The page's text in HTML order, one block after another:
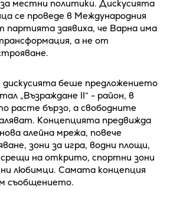
местни политики. Дискусията
се проведе в Международния
заявиха, че Варна има
а не от
беше предложението
„Възраждане II“ - район, в
расте бързо, а свободните
Концепцията предвижда
алейна мрежа, повече
зони за игра, водни площи,
на открито, спортни зони
любимци. Самата концепция
съобщението.